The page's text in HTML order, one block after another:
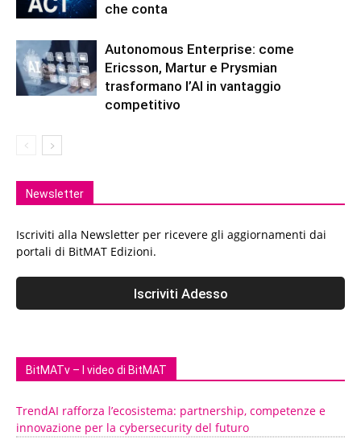
che conta
Autonomous Enterprise: come
Ericsson, Martur e Prysmian
trasformano l’AI in vantaggio
competitivo
Newsletter
Iscriviti alla Newsletter per ricevere gli aggiornamenti dai
portali di BitMAT Edizioni.
BitMATv – I video di BitMAT
TrendAI rafforza l’ecosistema: partnership, competenze e
innovazione per la cybersecurity del futuro